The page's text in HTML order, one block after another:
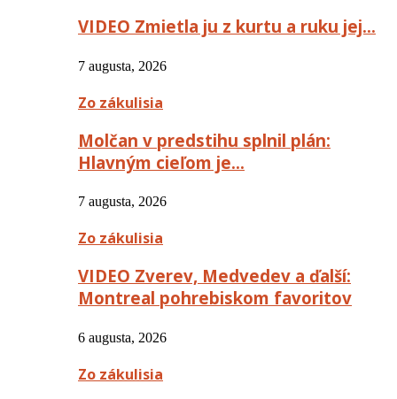
VIDEO Zmietla ju z kurtu a ruku jej…
7 augusta, 2026
Zo zákulisia
Molčan v predstihu splnil plán:
Hlavným cieľom je…
7 augusta, 2026
Zo zákulisia
VIDEO Zverev, Medvedev a ďalší:
Montreal pohrebiskom favoritov
6 augusta, 2026
Zo zákulisia